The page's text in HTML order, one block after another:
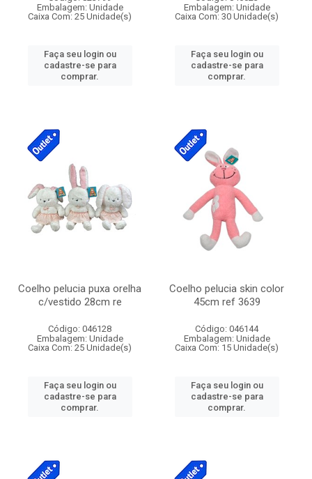
Embalagem: Unidade
Caixa Com: 25 Unidade(s)
Faça seu login ou
cadastre-se para
comprar.
Embalagem: Unidade
Caixa Com: 30 Unidade(s)
Faça seu login ou
cadastre-se para
comprar.
Coelho pelucia puxa orelha
c/vestido 28cm re
Código: 046128
Embalagem: Unidade
Caixa Com: 25 Unidade(s)
Faça seu login ou
cadastre-se para
comprar.
Coelho pelucia skin color
45cm ref 3639
Código: 046144
Embalagem: Unidade
Caixa Com: 15 Unidade(s)
Faça seu login ou
cadastre-se para
comprar.